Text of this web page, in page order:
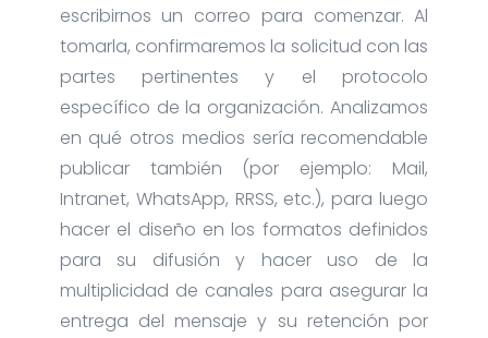
escribirnos un correo para comenzar. Al
tomarla, confirmaremos la solicitud con las
partes pertinentes y el protocolo
específico de la organización. Analizamos
en qué otros medios sería recomendable
publicar también (por ejemplo: Mail,
Intranet, WhatsApp, RRSS, etc.), para luego
hacer el diseño en los formatos definidos
para su difusión y hacer uso de la
multiplicidad de canales para asegurar la
entrega del mensaje y su retención por